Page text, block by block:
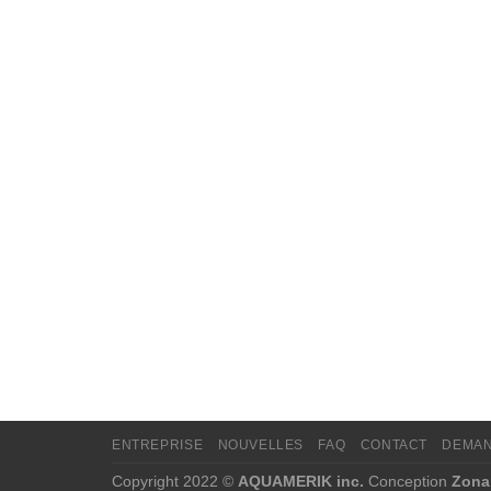
ENTREPRISE NOUVELLES FAQ CONTACT
Copyright 2022 © AQUAMERIK inc. Conception